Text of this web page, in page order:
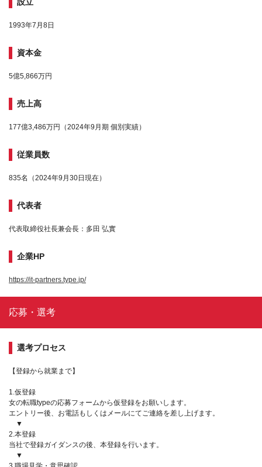
設立
1993年7月8日
資本金
5億5,866万円
売上高
177億3,486万円（2024年9月期 個別実績）
従業員数
835名（2024年9月30日現在）
代表者
代表取締役社長兼会長：多田 弘實
企業HP
https://it-partners.type.jp/
応募・選考
選考プロセス
【登録から就業まで】
1.仮登録
女の転職typeの応募フォームから仮登録をお願いします。
エントリー後、お電話もしくはメールにてご連絡を差し上げます。
▼
2.本登録
当社で登録ガイダンスの後、本登録を行います。
▼